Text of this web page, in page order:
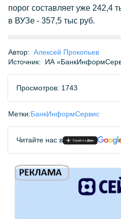
порог составляет уже 242,4
в ВУЗе - 357,5 тыс руб.
Автор: Алексей Прокопьев
Источник:
ИА
Просмотров: 1743
Метки:БанкИнформСервис
Читайте нас в